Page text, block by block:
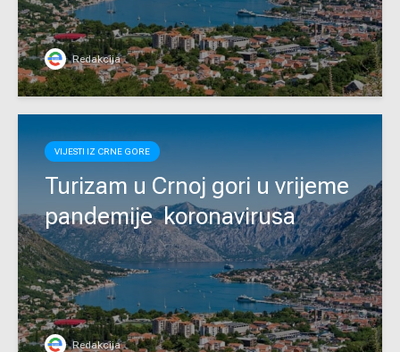
Redakcija
VIJESTI IZ CRNE GORE
Turizam u Crnoj gori u vrijeme
pandemije koronavirusa
Redakcija